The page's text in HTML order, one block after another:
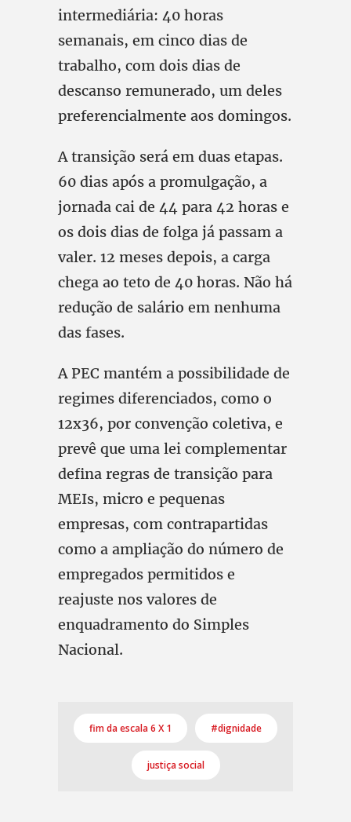
intermediária: 40 horas
semanais, em cinco dias de
trabalho, com dois dias de
descanso remunerado, um deles
preferencialmente aos domingos.
A transição será em duas etapas.
60 dias após a promulgação, a
jornada cai de 44 para 42 horas e
os dois dias de folga já passam a
valer. 12 meses depois, a carga
chega ao teto de 40 horas. Não há
redução de salário em nenhuma
das fases.
A PEC mantém a possibilidade de
regimes diferenciados, como o
12x36, por convenção coletiva, e
prevê que uma lei complementar
defina regras de transição para
MEIs, micro e pequenas
empresas, com contrapartidas
como a ampliação do número de
empregados permitidos e
reajuste nos valores de
enquadramento do Simples
Nacional.
fim da escala 6 X 1 #dignidade
justiça social